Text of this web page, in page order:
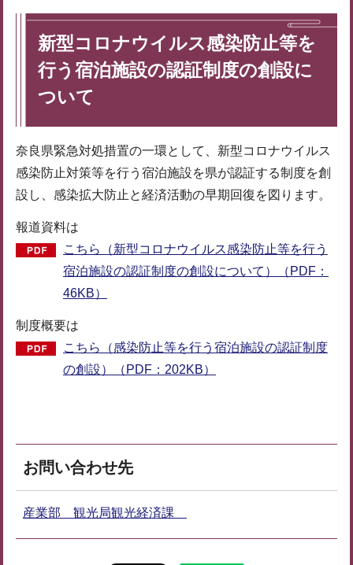
新型コロナウイルス感染防止等を
行う宿泊施設の認証制度の創設に
ついて
奈良県緊急対処措置の一環として、新型コロナウイルス
感染防止対策等を行う宿泊施設を県が認証する制度を創
設し、感染拡大防止と経済活動の早期回復を図ります。
報道資料は
こちら（新型コロナウイルス感染防止等を行う
宿泊施設の認証制度の創設について）（PDF：
46KB）
制度概要は
こちら（感染防止等を行う宿泊施設の認証制度
の創設）（PDF：202KB）
お問い合わせ先
産業部 観光局観光経済課